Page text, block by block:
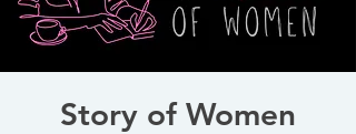
Story of Women